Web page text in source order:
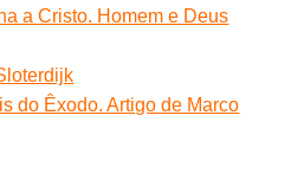
a Cristo. Homem e Deus
do Êxodo. Artigo de Marco